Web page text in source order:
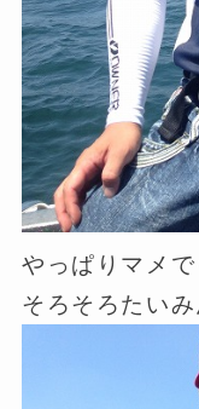
やっぱりマメ
そろそろたい